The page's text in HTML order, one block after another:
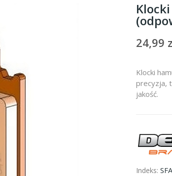
24,99
Klocki
precyzja,
jakość.
Indeks: